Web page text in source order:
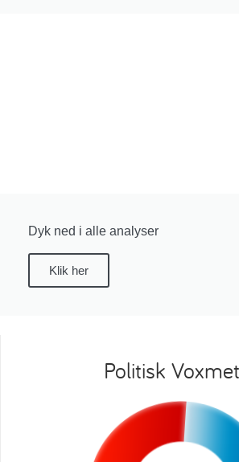
Dyk ned i alle analyser
Klik her
Politisk